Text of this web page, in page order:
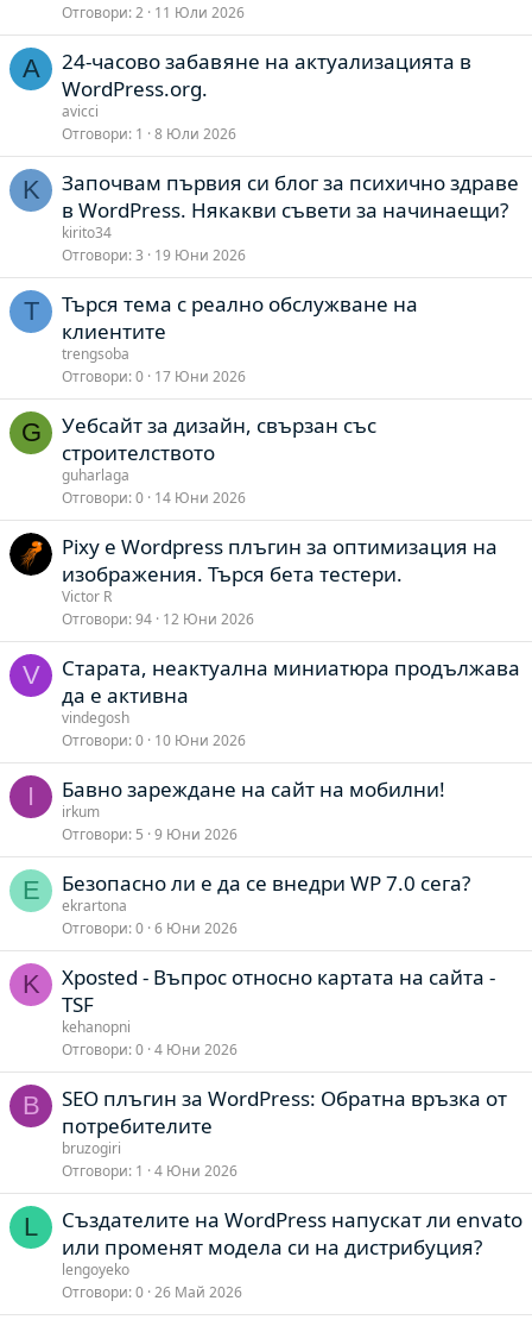
Отговори 2 11 Юли 2026
A
24-часово забавяне на актуализацията в
WordPress.org.
avicci
Отговори 1 8 Юли 2026
K
Започвам първия си блог за психично здраве
в WordPress. Някакви съвети за начинаещи?
kirito34
Отговори 3 19 Юни 2026
T
Търся тема с реално обслужване на
клиентите
trengsoba
Отговори 0 17 Юни 2026
G
Уебсайт за дизайн, свързан със
строителството
guharlaga
Отговори 0 14 Юни 2026
Pixy е Wordpress плъгин за оптимизация на
изображения. Търся бета тестери.
Victor R
Отговори 94 12 Юни 2026
V
Старата, неактуална миниатюра продължава
да е активна
vindegosh
Отговори 0 10 Юни 2026
I Бавно зареждане на сайт на мобилни!
irkum
Отговори 5 9 Юни 2026
E Безопасно ли е да се внедри WP 7.0 сега?
ekrartona
Отговори 0 6 Юни 2026
K
Xposted - Въпрос относно картата на сайта -
TSF
kehanopni
Отговори 0 4 Юни 2026
B
SEO плъгин за WordPress: Обратна връзка от
потребителите
bruzogiri
Отговори 1 4 Юни 2026
L
Създателите на WordPress напускат ли envato
или променят модела си на дистрибуция?
lengoyeko
Отговори 0 26 Май 2026